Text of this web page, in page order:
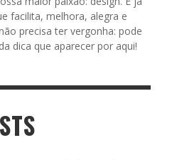
facilita, melhora, alegra e
precisa ter vergonha: pode
dica que aparecer por aqui!